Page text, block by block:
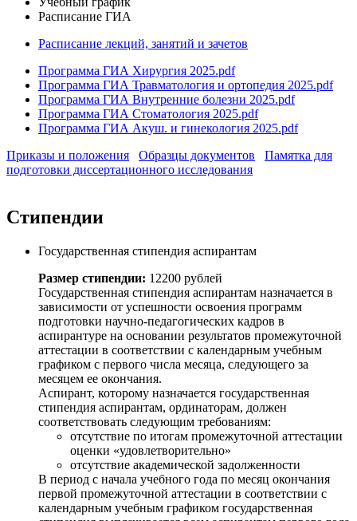
Расписание ГИА
Расписание лекций, занятий и зачетов
Программа ГИА Хирургия 2025.pdf
Программа ГИА Травматология и ортопедия 2025.pdf
Программа ГИА Внутренние болезни 2025.pdf
Программа ГИА Стоматология 2025.pdf
Программа ГИА Акуш. и гинекология 2025.pdf
Приказы и положения
Образцы документов
Памятка для
подготовки диссертационного исследования
Стипендии
Государственная стипендия аспирантам
Размер стипендии: 12200 рублей
Государственная стипендия аспирантам назначается в
зависимости от успешности освоения программ
подготовки научно-педагогических кадров в
аспирантуре на основании результатов промежуточной
аттестации в соответствии с календарным учебным
графиком с первого числа месяца, следующего за
месяцем ее окончания.
Аспирант, которому назначается государственная
стипендия аспирантам, ординаторам, должен
соответствовать следующим требованиям:
отсутствие по итогам промежуточной аттестации
оценки «удовлетворительно»
отсутствие академической задолженности
В период с начала учебного года по месяц окончания
первой промежуточной аттестации в соответствии с
календарным учебным графиком государственная